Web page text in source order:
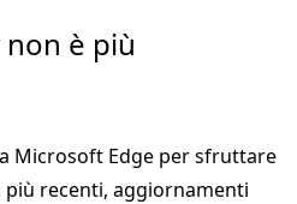
è più
Microsoft Edge per sfruttare
recenti, aggiornamenti